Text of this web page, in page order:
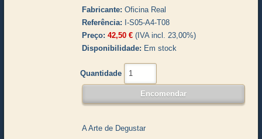
Fabricante Oficina Real
Referência
I-S05-A4-T08
Preço 42,50 €(IVA incl. 23,00%)
Disponibilidade
Em stock
Quantidade
A Arte de Degustar